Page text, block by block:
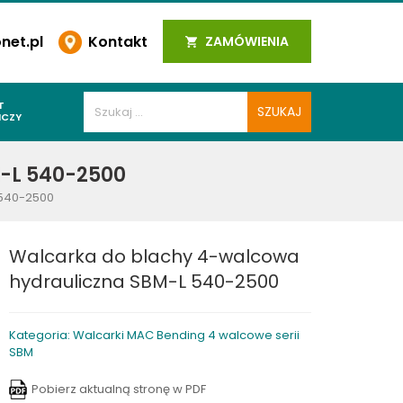
ZAMÓWIENIA
Kontakt
540-2500
2500
Walcarka do blachy 4-walcowa
hydrauliczna SBM-L 540-2500
Kategoria: Walcarki MAC Bending 4 walcowe serii
SBM
Pobierz aktualną stronę w PDF